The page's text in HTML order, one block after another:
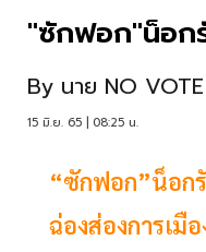
"ซักฟอก"น็อก
By นาย NO VOTE
15 มิ.ย. 65 | 08:25 น.
“ซักฟอก”น็อก
ฉ่องส่องการเ